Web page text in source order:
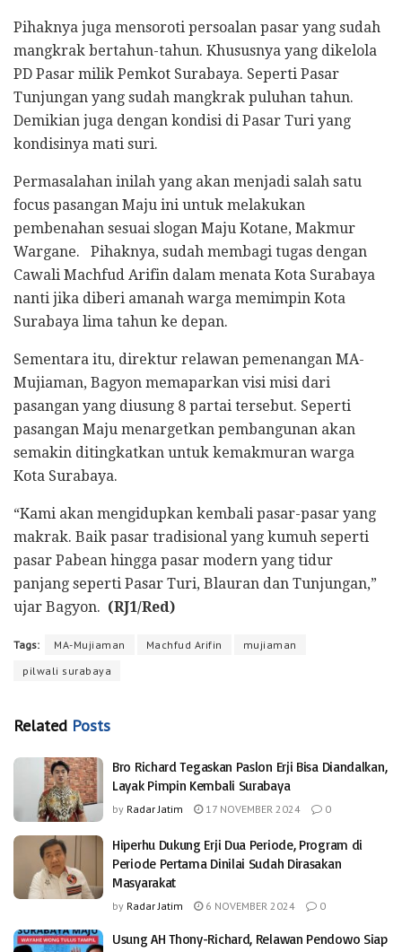
Pihaknya juga mensoroti persoalan pasar yang sudah
mangkrak bertahun-tahun. Khususnya yang dikelola
PD Pasar milik Pemkot Surabaya. Seperti Pasar
Tunjungan yang sudah mangkrak puluhan tahun.
Demikian juga dengan kondisi di Pasar Turi yang
kondisinya mati suri.
Permasalahan inilah yang akan menjadi salah satu
focus pasangan Maju ini untuk melakukan
pembenahan sesuai slogan Maju Kotane, Makmur
Wargane. Pihaknya, sudah membagi tugas dengan
Cawali Machfud Arifin dalam menata Kota Surabaya
nanti jika diberi amanah warga memimpin Kota
Surabaya lima tahun ke depan.
Sementara itu, direktur relawan pemenangan MA-
Mujiaman, Bagyon memaparkan visi misi dari
pasangan yang diusung 8 partai tersebut. Seperti
pasangan Maju menargetkan pembangunan akan
semakin ditingkatkan untuk kemakmuran warga
Kota Surabaya.
“Kami akan mengidupkan kembali pasar-pasar yang
makrak. Baik pasar tradisional yang kumuh seperti
pasar Pabean hingga pasar modern yang tidur
panjang seperti Pasar Turi, Blauran dan Tunjungan,”
ujar Bagyon. (RJ1/Red)
Tags: MA-Mujiaman Machfud Arifin
mujiaman
pilwali surabaya
Related Posts
Bro Richard Tegaskan Paslon Erji Bisa Diandalkan,
Layak Pimpin Kembali Surabaya
by Radar Jatim 17 NOVEMBER 2024 0
Hiperhu Dukung Erji Dua Periode, Program di
Periode Pertama Dinilai Sudah Dirasakan
Masyarakat
by Radar Jatim 6 NOVEMBER 2024 0
Usung AH Thony-Richard, Relawan Pendowo Siap